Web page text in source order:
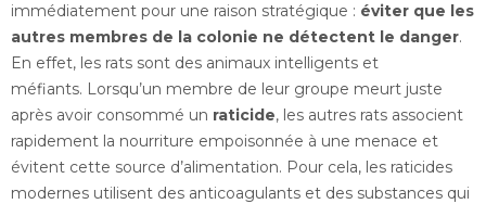
immédiatement pour une raison stratégique : éviter que les
autres membres de la colonie ne détectent le danger.
En effet, les rats sont des animaux intelligents et
méfiants. Lorsqu’un membre de leur groupe meurt juste
après avoir consommé un raticide, les autres rats associent
rapidement la nourriture empoisonnée à une menace et
évitent cette source d’alimentation. Pour cela, les raticides
modernes utilisent des anticoagulants et des substances qui